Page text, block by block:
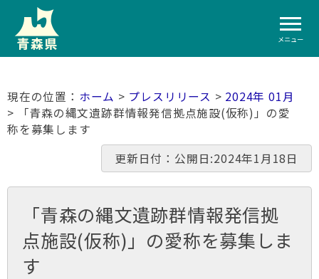
メニュー
ホーム > プレスリリース > 2024年 01月
> 「青森の縄文遺跡群情報発信拠点施設(仮称)」の愛
称を募集します
更新日付：公開日:2024年1月18日
「青森の縄文遺跡群情報発信拠
点施設(仮称)」の愛称を募集しま
す